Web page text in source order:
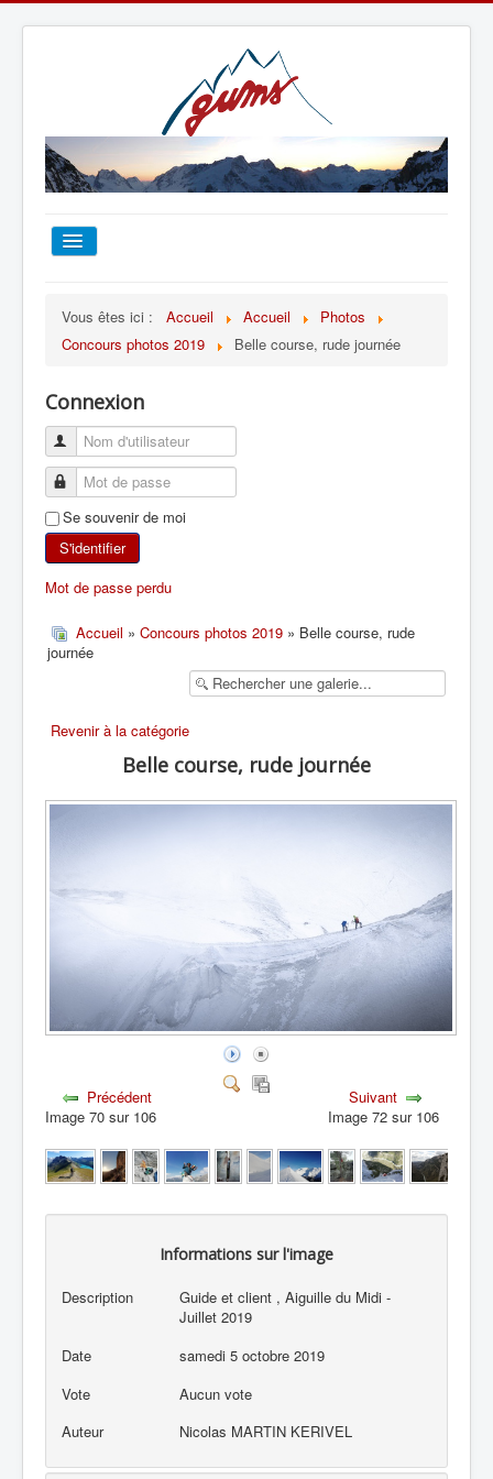
TOUT SUR LE GUMS
ESCALADE
ALPINISME
SKI DE RANDONNÉE
RANDONNÉE SPORTIVE
Vous êtes ici : Accueil Accueil
Photos
Concours photos 2019
Belle course, rude journée
Connexion
Se souvenir de moi
S'identifier
Mot de passe perdu
Accueil » Concours photos 2019 » Belle course, rude
journée
Revenir à la catégorie
Belle course, rude journée
Précédent
Image 70 sur 106
Suivant
Image 72 sur 106
Informations sur l'image
Description
Guide et client , Aiguille du Midi -
Juillet 2019
Date
samedi 5 octobre 2019
Vote
Aucun vote
Auteur
Nicolas MARTIN KERIVEL